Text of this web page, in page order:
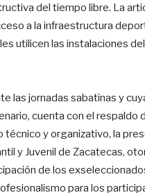
del tiempo libre. La
a la infraestructura
utilicen las instalaciones
las jornadas sabatinas y
cuenta con el
y organizativo, la
y Juvenil de Zacatecas,
de los
para los